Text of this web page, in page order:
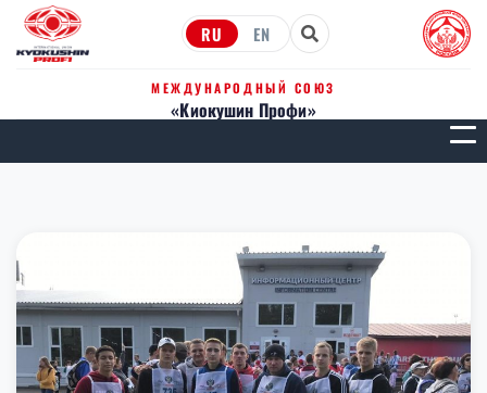
RU EN
МЕЖДУНАРОДНЫЙ СОЮЗ
«Киокушин Профи»